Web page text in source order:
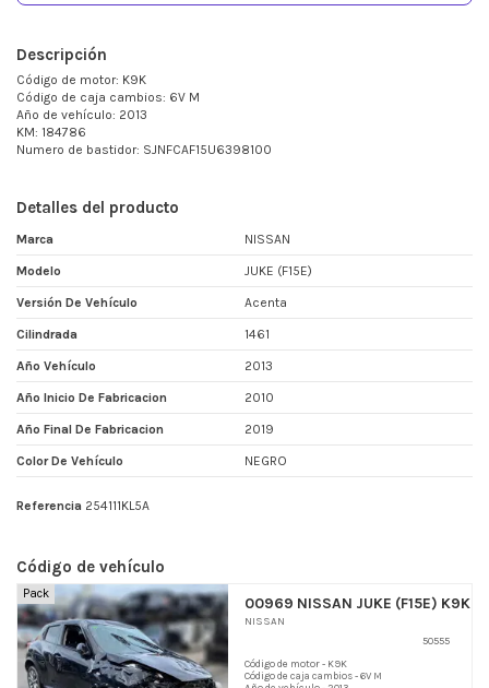
Descripción
Código de motor: K9K
Código de caja cambios: 6V M
Año de vehículo: 2013
KM: 184786
Numero de bastidor: SJNFCAF15U6398100
Detalles del producto
Marca NISSAN
Modelo JUKE (F15E)
Versión De Vehículo Acenta
Cilindrada 1461
Año Vehículo 2013
Año Inicio De Fabricacion 2010
Año Final De Fabricacion 2019
Color De Vehículo NEGRO
Referencia 254111KL5A
Código de vehículo
Pack
00969 NISSAN JUKE (F15E) K9K
NISSAN
50555
Código de motor - K9K
Código de caja cambios - 6V M